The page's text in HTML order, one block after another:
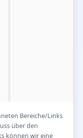
Bereiche/Links
über den
können wir eine